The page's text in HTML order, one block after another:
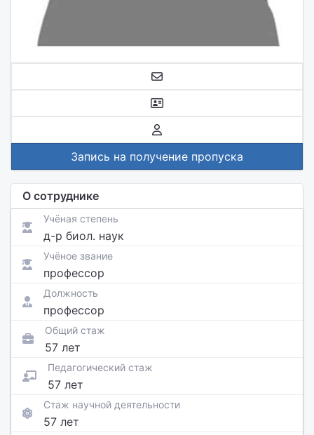
Запись на получение пропуска
О сотруднике
Учёная степень
д-р биол. наук
Учёное звание
профессор
Должность
профессор
Общий стаж
57 лет
Педагогический стаж
57 лет
Стаж научной деятельности
57 лет